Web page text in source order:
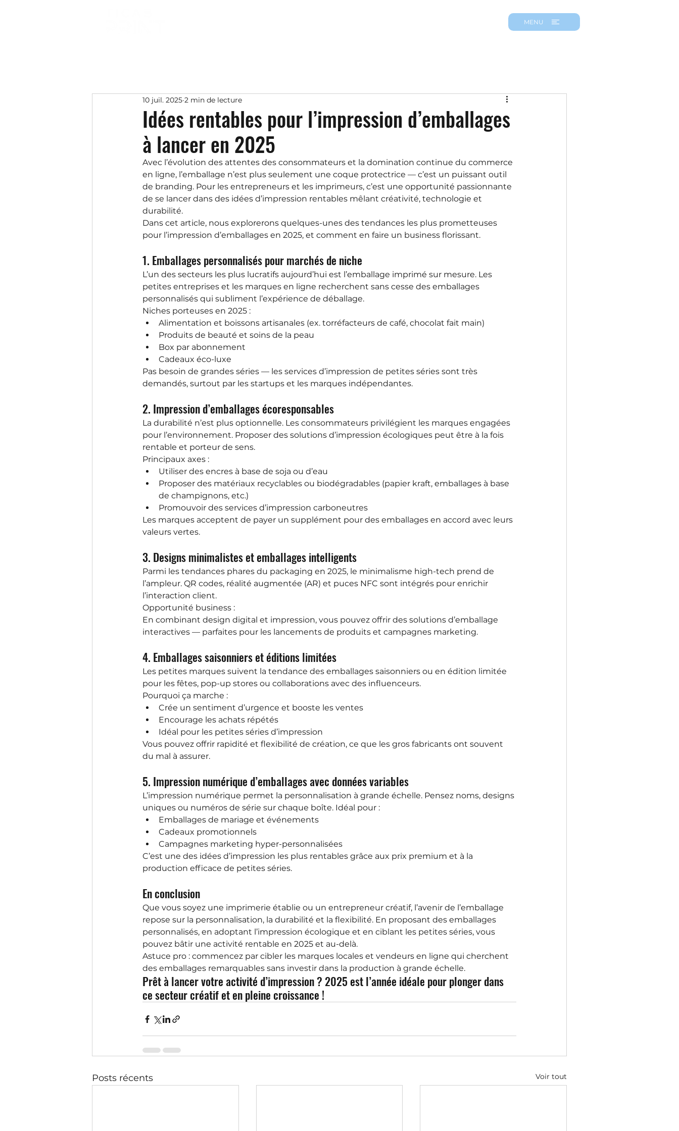
MENU
Idées rentables pour l’impression d’emballages
à lancer en 2025
10 juil. 2025 2 min de lecture
Avec l’évolution des attentes des consommateurs et la domination continue du commerce
en ligne, l’emballage n’est plus seulement une coque protectrice — c’est un puissant outil
de branding. Pour les entrepreneurs et les imprimeurs, c’est une opportunité passionnante
de se lancer dans des idées d’impression rentables mêlant créativité, technologie et
durabilité.
Dans cet article, nous explorerons quelques-unes des tendances les plus prometteuses
pour l’impression d’emballages en 2025, et comment en faire un business florissant.
1. Emballages personnalisés pour marchés de niche
L’un des secteurs les plus lucratifs aujourd’hui est l’emballage imprimé sur mesure. Les
petites entreprises et les marques en ligne recherchent sans cesse des emballages
personnalisés qui subliment l’expérience de déballage.
Niches porteuses en 2025 :
Alimentation et boissons artisanales (ex. torréfacteurs de café, chocolat fait main)
Produits de beauté et soins de la peau
Box par abonnement
Cadeaux éco-luxe
Pas besoin de grandes séries — les services d’impression de petites séries sont très
demandés, surtout par les startups et les marques indépendantes.
2. Impression d’emballages écoresponsables
La durabilité n’est plus optionnelle. Les consommateurs privilégient les marques engagées
pour l’environnement. Proposer des solutions d’impression écologiques peut être à la fois
rentable et porteur de sens.
Principaux axes :
Utiliser des encres à base de soja ou d’eau
Proposer des matériaux recyclables ou biodégradables (papier kraft, emballages à base
de champignons, etc.)
Promouvoir des services d’impression carboneutres
Les marques acceptent de payer un supplément pour des emballages en accord avec leurs
valeurs vertes.
3. Designs minimalistes et emballages intelligents
Parmi les tendances phares du packaging en 2025, le minimalisme high-tech prend de
l’ampleur. QR codes, réalité augmentée (AR) et puces NFC sont intégrés pour enrichir
l’interaction client.
Opportunité business :
En combinant design digital et impression, vous pouvez offrir des solutions d’emballage
interactives — parfaites pour les lancements de produits et campagnes marketing.
4. Emballages saisonniers et éditions limitées
Les petites marques suivent la tendance des emballages saisonniers ou en édition limitée
pour les fêtes, pop-up stores ou collaborations avec des influenceurs.
Pourquoi ça marche :
Crée un sentiment d’urgence et booste les ventes
Encourage les achats répétés
Idéal pour les petites séries d’impression
Vous pouvez offrir rapidité et flexibilité de création, ce que les gros fabricants ont souvent
du mal à assurer.
5. Impression numérique d’emballages avec données variables
L’impression numérique permet la personnalisation à grande échelle. Pensez noms, designs
uniques ou numéros de série sur chaque boîte. Idéal pour :
Emballages de mariage et événements
Cadeaux promotionnels
Campagnes marketing hyper-personnalisées
C’est une des idées d’impression les plus rentables grâce aux prix premium et à la
production efficace de petites séries.
En conclusion
Que vous soyez une imprimerie établie ou un entrepreneur créatif, l’avenir de l’emballage
repose sur la personnalisation, la durabilité et la flexibilité. En proposant des emballages
personnalisés, en adoptant l’impression écologique et en ciblant les petites séries, vous
pouvez bâtir une activité rentable en 2025 et au-delà.
Astuce pro : commencez par cibler les marques locales et vendeurs en ligne qui cherchent
des emballages remarquables sans investir dans la production à grande échelle.
Prêt à lancer votre activité d’impression ? 2025 est l’année idéale pour plonger dans
ce secteur créatif et en pleine croissance !
Posts récents Voir tout